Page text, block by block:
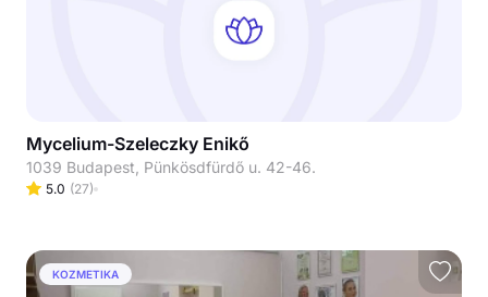
Mycelium-Szeleczky Enikő
1039 Budapest, Pünkösdfürdő u. 42-46.
5.0 (27)
KOZMETIKA